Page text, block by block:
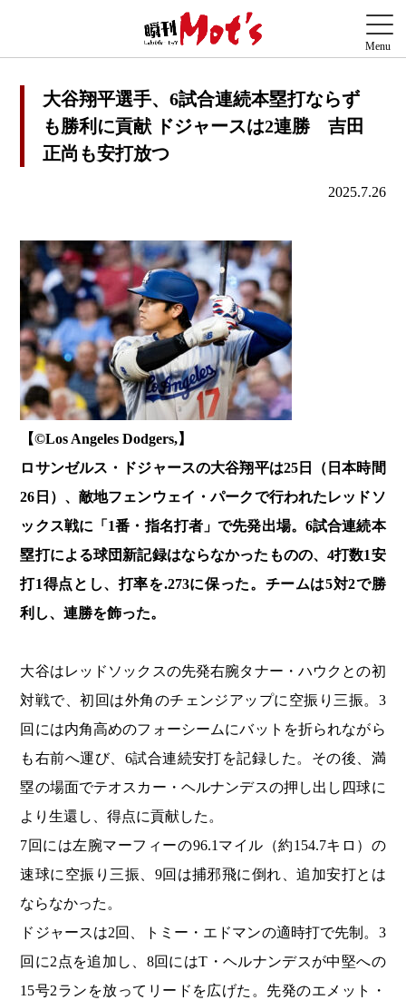
大谷翔平選手、6試合連続本塁打ならず
も勝利に貢献 ドジャースは2連勝 吉田
正尚も安打放つ
2025.7.26
【©️Los Angeles Dodgers,】
ロサンゼルス・ドジャースの大谷翔平は25日（日本時間
26日）、敵地フェンウェイ・パークで行われたレッドソ
ックス戦に「1番・指名打者」で先発出場。6試合連続本
塁打による球団新記録はならなかったものの、4打数1安
打1得点とし、打率を.273に保った。チームは5対2で勝
利し、連勝を飾った。
大谷はレッドソックスの先発右腕タナー・ハウクとの初
対戦で、初回は外角のチェンジアップに空振り三振。3
回には内角高めのフォーシームにバットを折られながら
も右前へ運び、6試合連続安打を記録した。その後、満
塁の場面でテオスカー・ヘルナンデスの押し出し四球に
より生還し、得点に貢献した。
7回には左腕マーフィーの96.1マイル（約154.7キロ）の
速球に空振り三振、9回は捕邪飛に倒れ、追加安打とは
ならなかった。
ドジャースは2回、トミー・エドマンの適時打で先制。3
回に2点を追加し、8回にはT・ヘルナンデスが中堅への
15号2ランを放ってリードを広げた。先発のエメット・